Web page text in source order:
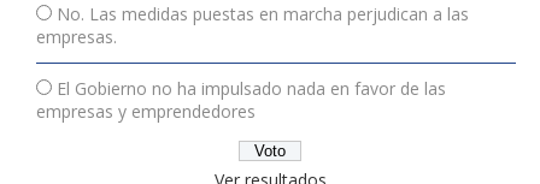
No. Las medidas puestas en marcha perjudican a las
empresas.
El Gobierno no ha impulsado nada en favor de las
empresas y emprendedores
Ver resultados